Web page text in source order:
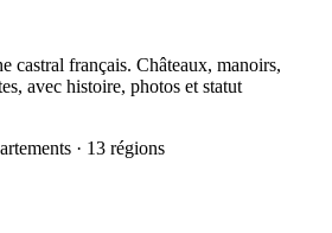
castral français. Châteaux, manoirs,
avec histoire, photos et statut
· 13 régions